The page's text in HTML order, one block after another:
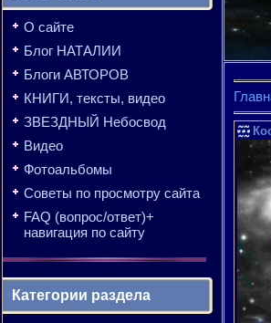
О сайте
Блог НАТАЛИИ
Блоги АВТОРОВ
КНИГИ, тексты, видео
ЗВЕЗДНЫЙ Небосвод
Видео
Фотоальбомы
Советы по просмотру сайта
FAQ (вопрос/ответ)+
навигация по сайту
Категории раздела